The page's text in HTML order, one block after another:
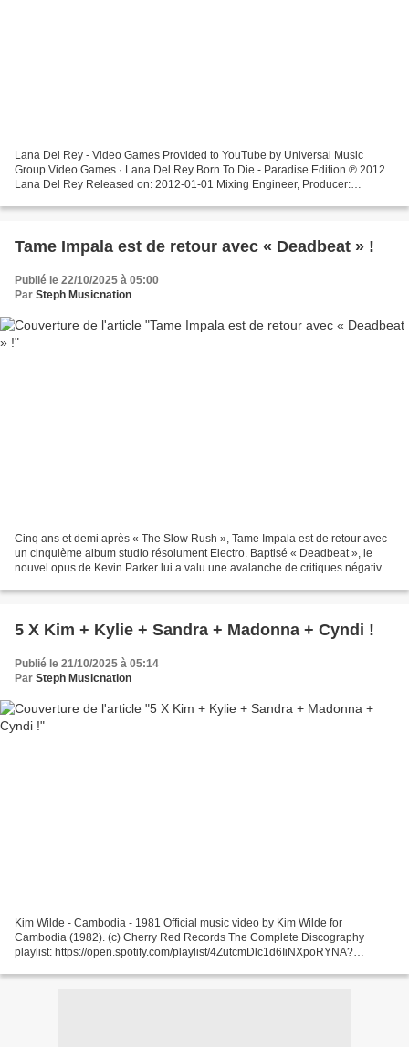
Lana Del Rey - Video Games Provided to YouTube by Universal Music
Group Video Games · Lana Del Rey Born To Die - Paradise Edition ℗ 2012
Lana Del Rey Released on: 2012-01-01 Mixing Engineer, Producer:
Tame Impala est de retour avec « Deadbeat » !
Publié le 22/10/2025 à 05:00
Par Steph Musicnation
Cinq ans et demi après « The Slow Rush », Tame Impala est de retour avec
un cinquième album studio résolument Electro. Baptisé « Deadbeat », le
nouvel opus de Kevin Parker lui a valu une avalanche de critiques négatives
5 X Kim + Kylie + Sandra + Madonna + Cyndi !
Publié le 21/10/2025 à 05:14
Par Steph Musicnation
Kim Wilde - Cambodia - 1981 Official music video by Kim Wilde for
Cambodia (1982). (c) Cherry Red Records The Complete Discography
playlist: https://open.spotify.com/playlist/4ZutcmDlc1d6IiNXpoRYNA?